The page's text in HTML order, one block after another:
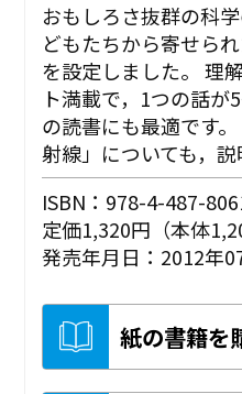
おもしろさ抜群の科
どもたちから寄せら
を設定しました。 理
ト満載で，1つの話
の読書にも最適です
射線」についても，
ISBN：978-4-487-
定価1,320円（本体
発売年月日：2012年
紙の書籍を